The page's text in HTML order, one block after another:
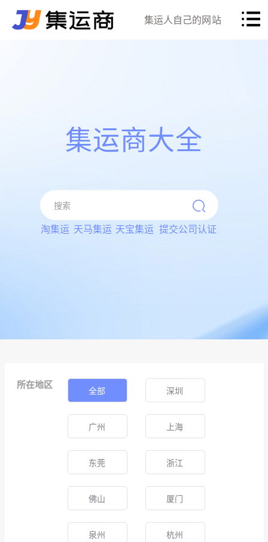
集运人自己的网站
集运商大全
淘集运 天马集运 天宝集运 提交公司认证
所在地区
全部 深圳
广州 上海
东莞 浙江
佛山 厦门
泉州 杭州